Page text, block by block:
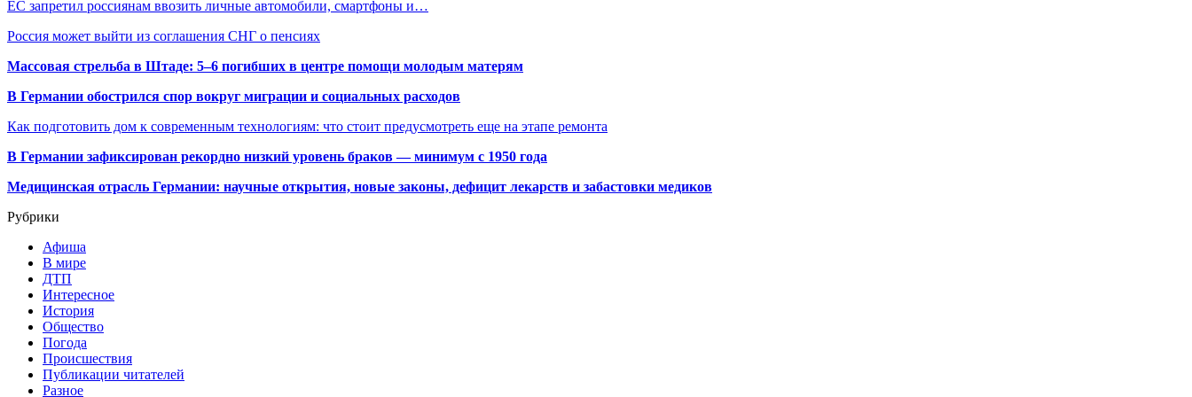
ЕС запретил россиянам ввозить личные автомобили, смартфоны и…
Россия может выйти из соглашения СНГ о пенсиях
Массовая стрельба в Штаде: 5–6 погибших в центре помощи молодым матерям
В Германии обострился спор вокруг миграции и социальных расходов
Как подготовить дом к современным технологиям: что стоит предусмотреть еще на этапе ремонта
В Германии зафиксирован рекордно низкий уровень браков — минимум с 1950 года
Медицинская отрасль Германии: научные открытия, новые законы, дефицит лекарств и забастовки медиков
Рубрики
Афиша
В мире
ДТП
Интересное
История
Общество
Погода
Происшествия
Публикации читателей
Разное